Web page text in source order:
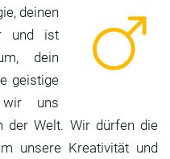
deinen
und ist
dein
geistige
uns
der Welt. Wir dürfen die
unsere Kreativität und